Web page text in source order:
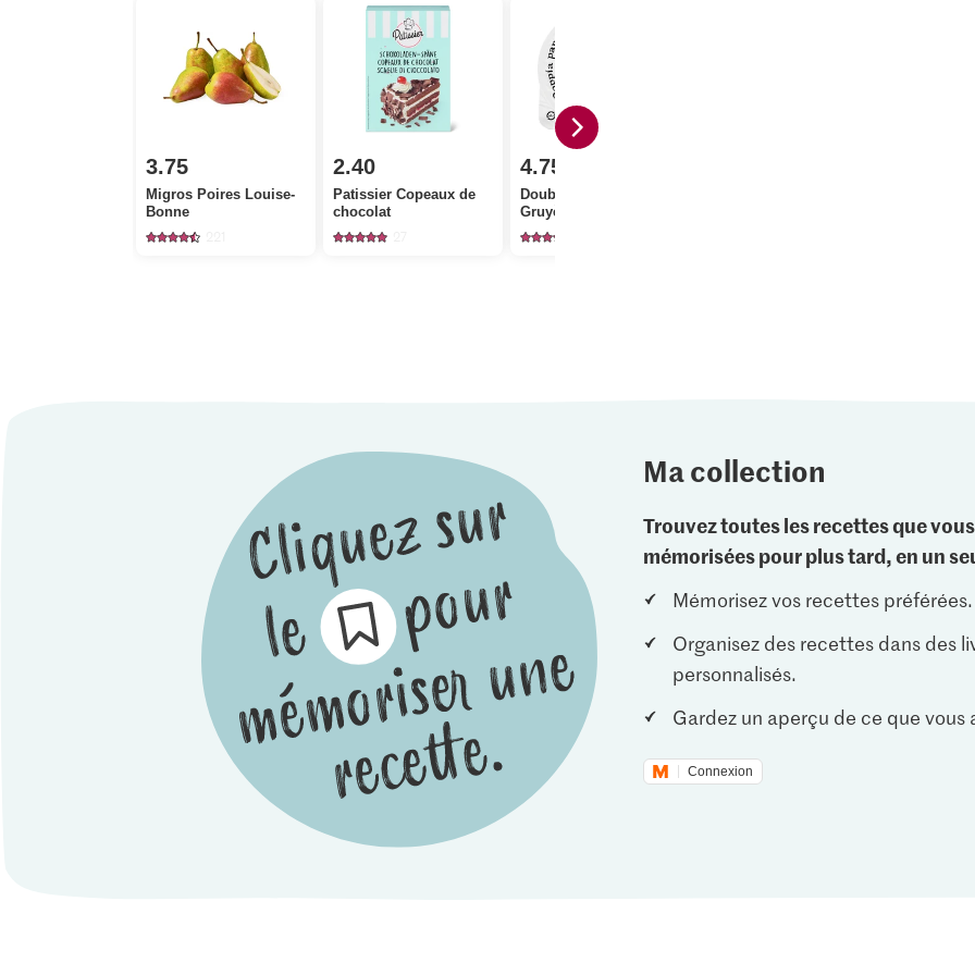
3.75
Migros Poires Louise-
Bonne
2.40
Patissier Copeaux de
chocolat
4.75
Double crème de la
Gruyère
Ma collection
Trouvez toutes les recettes que
mémorisées pour plus tard, en un
Mémorisez vos recettes préférées.
Organisez des recettes dans des
personnalisés.
Gardez un aperçu de ce que vous
Connexion